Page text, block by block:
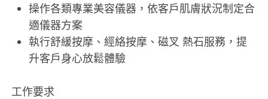
操作各類專業美容儀器，依客戶肌膚狀況制定合
適儀器方案
執行舒緩按摩、經絡按摩、磁叉 熱石服務，提
升客戶身心放鬆體驗
工作要求